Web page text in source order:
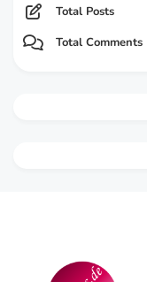
Total Posts
Total Comments